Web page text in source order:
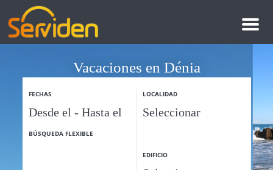
M
n
Vacaciones en Dénia
Reserva aquí tu apartamento en la playa
FECHAS
BÚSQUEDA FLEXIBLE
LOCALIDAD
EDIFICIO